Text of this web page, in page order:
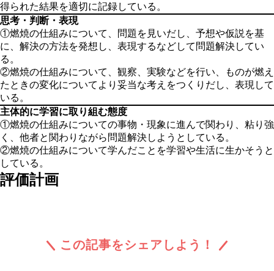
得られた結果を適切に記録している。
思考・判断・表現
①燃焼の仕組みについて、問題を見いだし、予想や仮説を基
に、解決の方法を発想し、表現するなどして問題解決してい
る。
②燃焼の仕組みについて、観察、実験などを行い、ものが燃え
たときの変化についてより妥当な考えをつくりだし、表現して
いる。
主体的に学習に取り組む態度
①燃焼の仕組みについての事物・現象に進んで関わり、粘り強
く、他者と関わりながら問題解決しようとしている。
②燃焼の仕組みについて学んだことを学習や生活に生かそうと
している。
評価計画
この記事をシェアしよう！